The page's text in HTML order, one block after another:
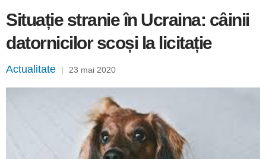
Situație stranie în Ucraina: câinii
datornicilor scoși la licitație
Actualitate | 23 mai 2020